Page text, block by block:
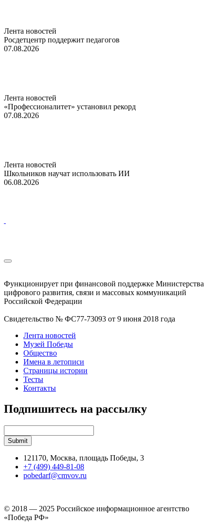
Лента новостей
Росдетцентр поддержит педагогов
07.08.2026
Лента новостей
«Профессионалитет» установил рекорд
07.08.2026
Лента новостей
Школьников научат использовать ИИ
06.08.2026
Функционирует при финансовой поддержке Министерства
цифрового развития, связи и массовых коммуникаций
Российской Федерации
Свидетельство № ФС77-73093 от 9 июня 2018 года
Лента новостей
Музей Победы
Общество
Имена в летописи
Страницы истории
Тесты
Контакты
Подпишитесь на рассылку
121170, Москва, площадь Победы, 3
+7 (499) 449-81-08
pobedarf@cmvov.ru
© 2018 — 2025 Российское информационное агентство
«Победа РФ»